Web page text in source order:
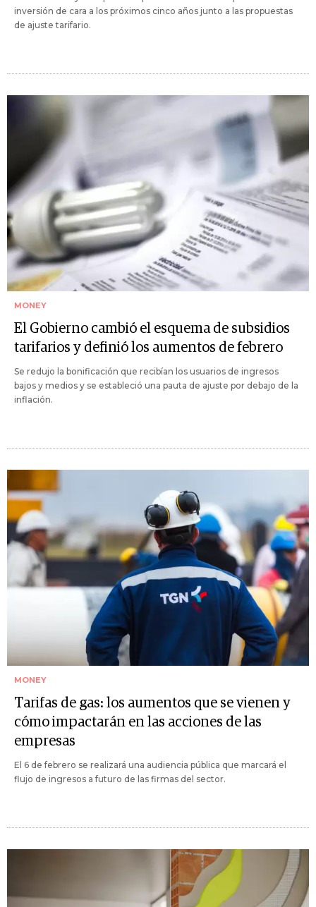
inversión de cara a los próximos cinco años junto a las propuestas
de ajuste tarifario.
MONEY
El Gobierno cambió el esquema de subsidios
tarifarios y definió los aumentos de febrero
Se redujo la bonificación que recibían los usuarios de ingresos
bajos y medios y se estableció una pauta de ajuste por debajo de la
inflación.
MONEY
Tarifas de gas: los aumentos que se vienen y
cómo impactarán en las acciones de las
empresas
El 6 de febrero se realizará una audiencia pública que marcará el
flujo de ingresos a futuro de las firmas del sector.